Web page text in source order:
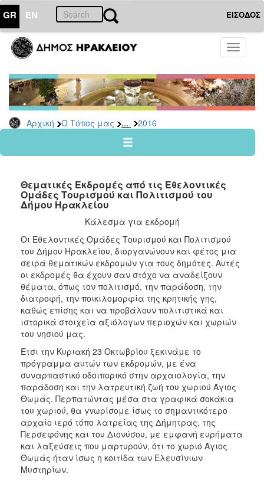
GR EN ΕΙΣΟΔΟΣ
Toggle
Αρχική Ο Τόπος μας ... 2016
ΤΟΠΟΣ
ΜΑΣ
Ανακοινώσεις
Αρχείο
2026
2024
2022
2021
2019
2018
2017
2016
2015
2012
2011
ΔΗΜΟΣ
ΠΟΛΙΤΙΣΜΟΣ
ΑΝΘΕΚΤΙΚΗ
Θεματικές Εκδρομές από τις Εθελοντικές
Ομάδες Tουρισμού και Πολιτισμού του
Δήμου Ηρακλείου
Κάλεσμα για εκδρομή
Oι Εθελοντικές Ομάδες Tουρισμού και Πολιτισμού
του Δήμου Ηρακλείου, διοργανώνουν και φέτος μια
σειρά θεματικών εκδρομών για τους δημότες. Αυτές
οι εκδρομές θα έχουν σαν στόχο να αναδείξουν
θέματα, όπως τον πολιτισμό, την παράδοση, την
διατροφή, την ποικιλομορφία της κρητικής γης,
καθώς επίσης και να προβάλουν πολιτιστικά και
ιστορικά στοιχεία αξιόλογων περιοχών και χωριών
του νησιού μας.
Έτσι την Κυριακή 23 Οκτωβρίου ξεκινάμε το
πρόγραμμα αυτών των εκδρομών, με ένα
συναρπαστικό οδοιπορικό στην αρχαιολογία, την
παράδοση και την λατρευτική ζωή του χωριού Άγιος
Θωμάς. Περπατώντας μέσα στα γραφικά σοκάκια
του χωριού, θα γvωρίσομε ίσως το σημαντικότερο
αρχαίο ιερό τόπο λατρείας της Δήμητρας, της
Περσεφόνης και του Διονύσου, με εμφανή ευρήματα
και λαξεύσεις που μαρτυρούν, ότι το χωριό Άγιος
Θωμάς ήταν ίσως η κοιτίδα των Ελευσίνιων
Μυστηρίων.